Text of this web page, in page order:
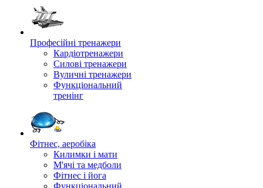
Професійні тренажери
Кардіотренажери
Силові тренажери
Вуличні тренажери
Функціональний
тренінг
Фітнес, аеробіка
Килимки і мати
М'ячі та медболи
Фітнес і йога
Функціональний